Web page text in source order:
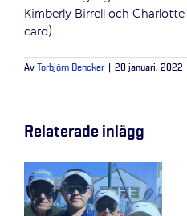
Kimberly Birrell och
card).
Av Torbjörn Dencker 20 januari, 2022
Relaterade inlägg